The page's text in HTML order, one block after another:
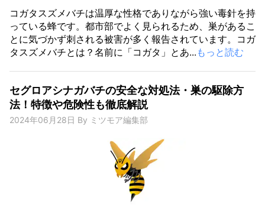
コガタスズメバチは温厚な性格でありながら強い毒針を持
っている蜂です。都市部でよく見られるため、巣があるこ
とに気づかず刺される被害が多く報告されています。コガ
タスズメバチとは？名前に「コガタ」とあ... もっと読む
セグロアシナガバチの安全な対処法・巣の駆除方
法！特徴や危険性も徹底解説
2024年06月28日 By ミツモア編集部